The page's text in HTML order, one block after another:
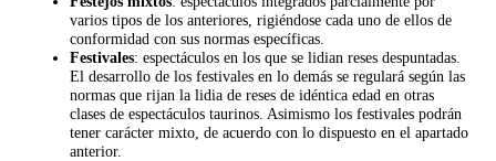
varios tipos de los anteriores, rigiéndose cada uno de ellos de
conformidad con sus normas específicas.
Festivales: espectáculos en los que se lidian reses despuntadas.
El desarrollo de los festivales en lo demás se regulará según las
normas que rijan la lidia de reses de idéntica edad en otras
clases de espectáculos taurinos. Asimismo los festivales podrán
tener carácter mixto, de acuerdo con lo dispuesto en el apartado
anterior.